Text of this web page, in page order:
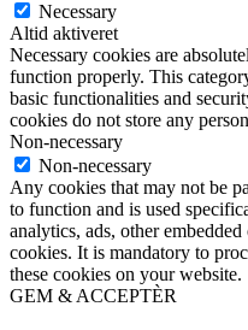
Necessary
Altid aktiveret
Necessary cookies are
function properly. This
basic functionalities and
cookies do not store any
Non-necessary
Non-necessary
Any cookies that may not be
to function and is used
analytics, ads, other
cookies. It is mandatory to
these cookies on your website.
GEM & ACCEPTÈR